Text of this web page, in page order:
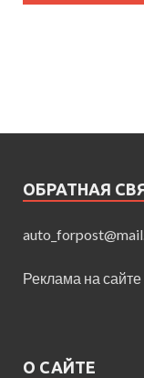
ОБРАТНАЯ
Реклама на сайте
О САЙТЕ